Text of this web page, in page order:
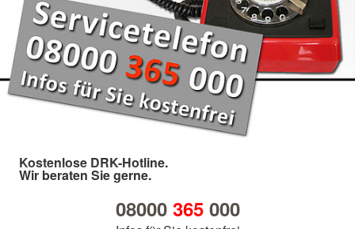
Kostenlose DRK-Hotline.
Wir beraten Sie gerne.
08000 365000